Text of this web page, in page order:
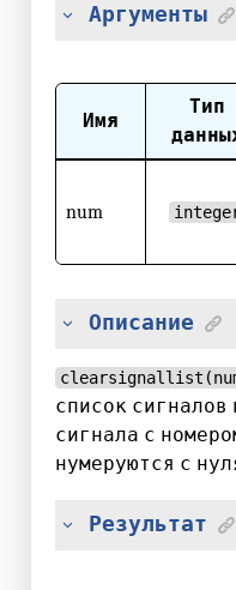
Аргументы
Имя
Тип
num
Описание
список сигналов
сигнала с
нумеруются с
Результат